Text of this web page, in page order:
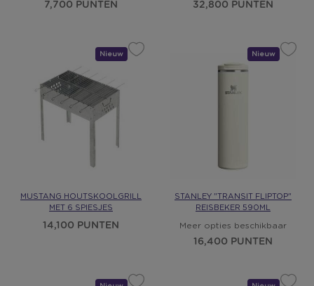
7,700 PUNTEN 32,800 PUNTEN
Nieuw
Cadeau
MUSTANG HOUTSKOOLGRILL
MET 6 SPIESJES
14,100 PUNTEN
Nieuw
Cadeau
STANLEY "TRANSIT FLIPTOP"
REISBEKER 590ML
Meer opties beschikbaar
16,400 PUNTEN